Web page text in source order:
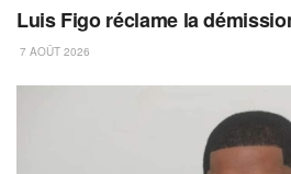
Luis Figo réclame la
7 AOÛT 2026